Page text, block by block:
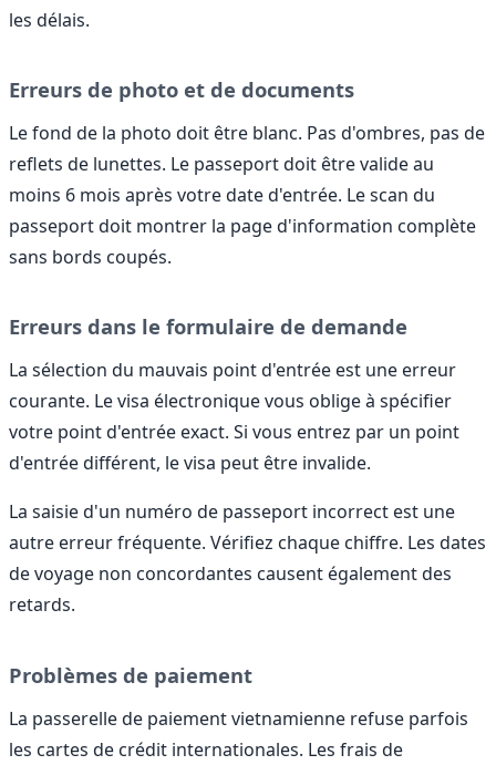
les délais.
Erreurs de photo et de documents
Le fond de la photo doit être blanc. Pas d'ombres, pas de
reflets de lunettes. Le passeport doit être valide au
moins 6 mois après votre date d'entrée. Le scan du
passeport doit montrer la page d'information complète
sans bords coupés.
Erreurs dans le formulaire de demande
La sélection du mauvais point d'entrée est une erreur
courante. Le visa électronique vous oblige à spécifier
votre point d'entrée exact. Si vous entrez par un point
d'entrée différent, le visa peut être invalide.
La saisie d'un numéro de passeport incorrect est une
autre erreur fréquente. Vérifiez chaque chiffre. Les dates
de voyage non concordantes causent également des
retards.
Problèmes de paiement
La passerelle de paiement vietnamienne refuse parfois
les cartes de crédit internationales. Les frais de